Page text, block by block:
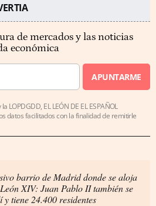
de mercados y las noticias
económica
APUNTARME
LOPDGDD, EL LEÓN DE EL ESPAÑOL
datos facilitados con la finalidad de remitirle
barrio de Madrid donde se aloja
XIV: Juan Pablo II también se
tiene 24.400 residentes